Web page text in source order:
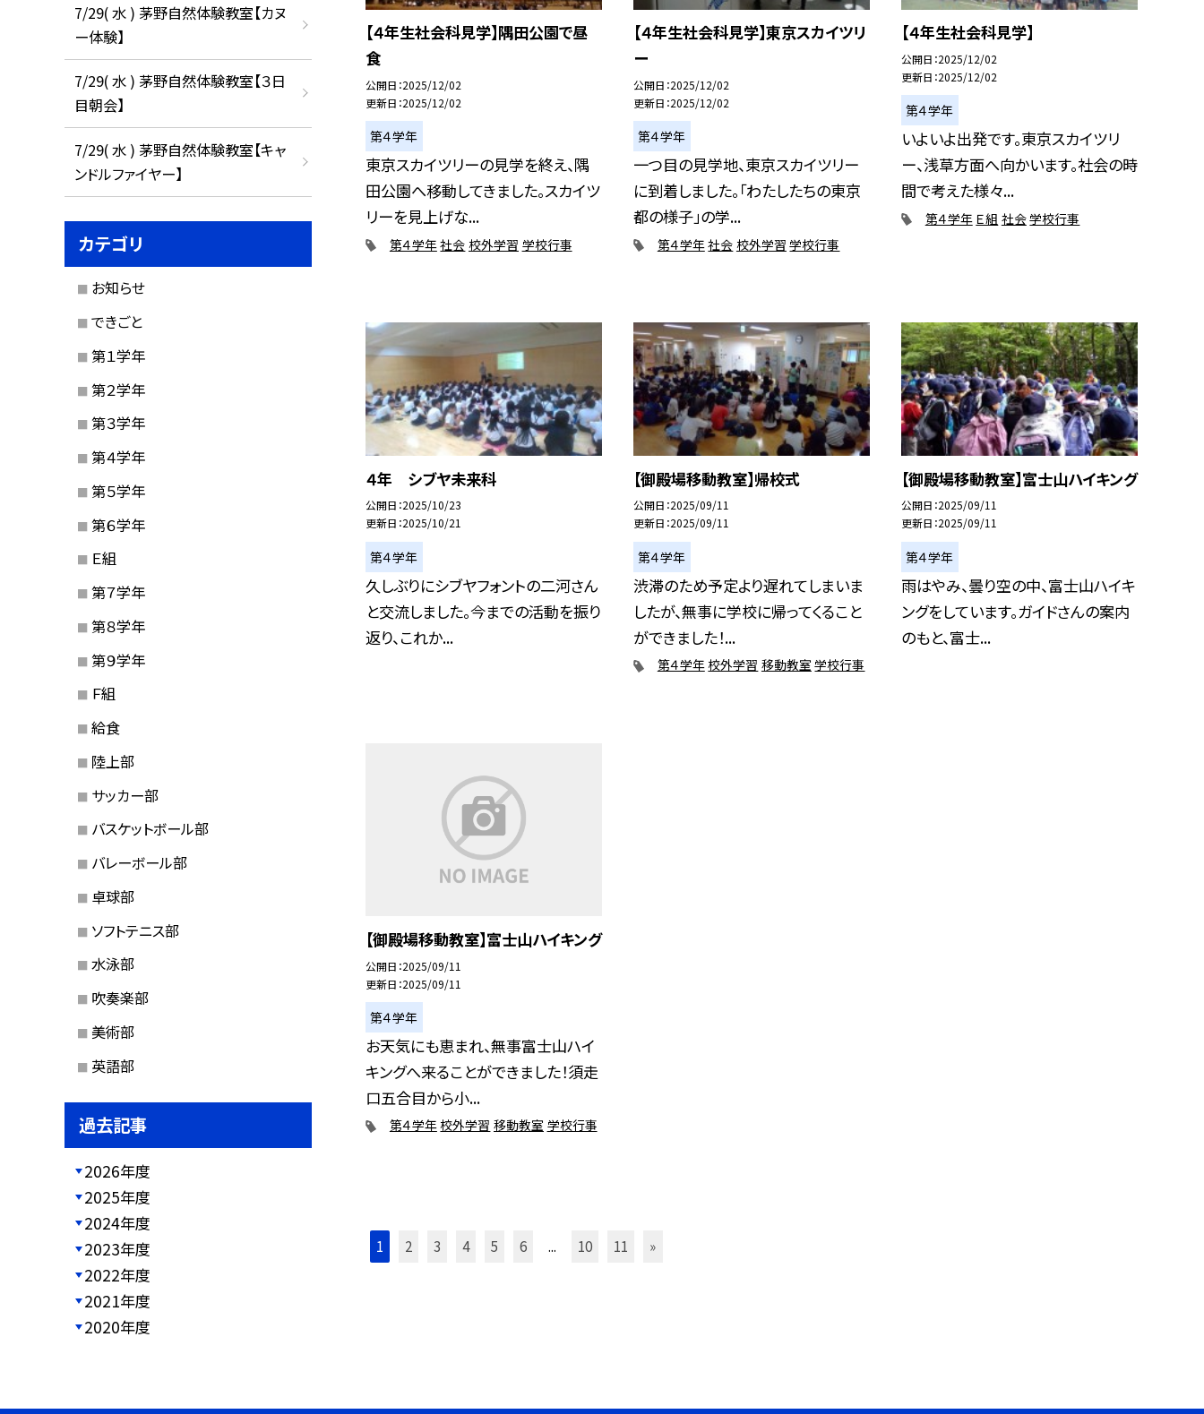
【４年生社会科見学】隅田公園で昼
食
公開日 2025/12/02
更新日 2025/12/02
第４学年
東京スカイツリーの見学を終え、隅
田公園へ移動してきました。スカイツ
リーを見上げな...
第４学年社会 校外学習 学校行事
【４年生社会科見学】東京スカイツリ
ー
公開日 2025/12/02
更新日 2025/12/02
第４学年
一つ目の見学地、東京スカイツリー
に到着しました。「わたしたちの東京
都の様子」の学...
第４学年社会 校外学習 学校行事
【４年生社会科見学】
公開日 2025/12/02
更新日 2025/12/02
第４学年
いよいよ出発です。東京スカイツリ
ー、浅草方面へ向かいます。社会の時
間で考えた様々...
第４学年 Ｅ組 社会学校行事
４年 シブヤ未来科
公開日 2025/10/23
更新日 2025/10/21
第４学年
久しぶりにシブヤフォントの二河さん
と交流しました。今までの活動を振り
返り、これか...
【御殿場移動教室】帰校式
公開日 2025/09/11
更新日 2025/09/11
第４学年
渋滞のため予定より遅れてしまいま
したが、無事に学校に帰ってくること
ができました！...
第４学年校外学習 移動教室 学校行事
【御殿場移動教室】富士山ハイキング
公開日 2025/09/11
更新日 2025/09/11
第４学年
雨はやみ、曇り空の中、富士山ハイキ
ングをしています。ガイドさんの案内
のもと、富士...
【御殿場移動教室】富士山ハイキング
公開日 2025/09/11
更新日 2025/09/11
第４学年
お天気にも恵まれ、無事富士山ハイ
キングへ来ることができました！須走
口五合目から小...
第４学年校外学習 移動教室 学校行事
1 2 3 4 5 6 ... 10 11 »
7/29( 水 ) 茅野自然体験教室【カヌ
ー体験】
7/29( 水 ) 茅野自然体験教室【３日
目朝会】
7/29( 水 ) 茅野自然体験教室【キャ
ンドルファイヤー】
カテゴリ
お知らせ
できごと
第１学年
第２学年
第３学年
第４学年
第５学年
第６学年
Ｅ組
第７学年
第８学年
第９学年
Ｆ組
給食
陸上部
サッカー部
バスケットボール部
バレーボール部
卓球部
ソフトテニス部
水泳部
吹奏楽部
美術部
英語部
過去記事
2026年度
2025年度
2024年度
2023年度
2022年度
2021年度
2020年度